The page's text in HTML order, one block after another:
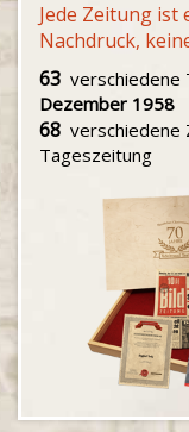
Jede Zeitung ist
Nachdruck,
63 verschiedene
Dezember 1958
68 verschiedene
Tageszeitung